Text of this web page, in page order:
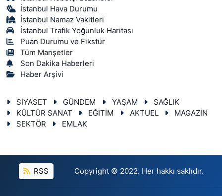
İstanbul Hava Durumu
İstanbul Namaz Vakitleri
İstanbul Trafik Yoğunluk Haritası
Puan Durumu ve Fikstür
Tüm Manşetler
Son Dakika Haberleri
Haber Arşivi
SİYASET GÜNDEM YAŞAM
SAĞLIK
KÜLTÜR SANAT
EĞİTİM AKTUEL
MAGAZİN
SEKTÖR
EMLAK
RSS Copyright © 2022. Her hakkı saklıdır.